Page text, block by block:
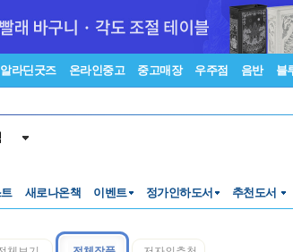
알라딘굿즈 온라인중고 중고매장 우주점 음반 블
새로나온책 이벤트 정가인하도서 추천도서